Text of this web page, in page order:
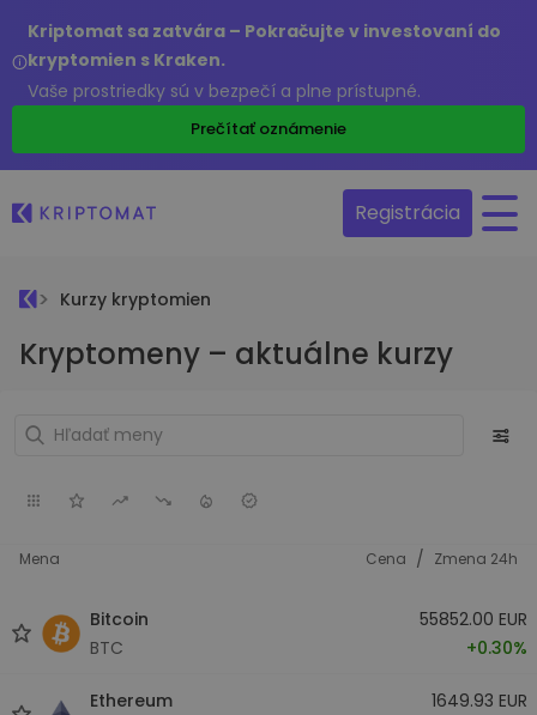
Kriptomat sa zatvára – Pokračujte v investovaní do
kryptomien s Kraken.
Vaše prostriedky sú v bezpečí a plne prístupné.
Prečítať oznámenie
Registrácia
Kurzy kryptomien
Kryptomeny – aktuálne kurzy
Mena Cena / Zmena 24h
Bitcoin
BTC
55852.00 EUR
+0.30%
Ethereum
1649.93 EUR